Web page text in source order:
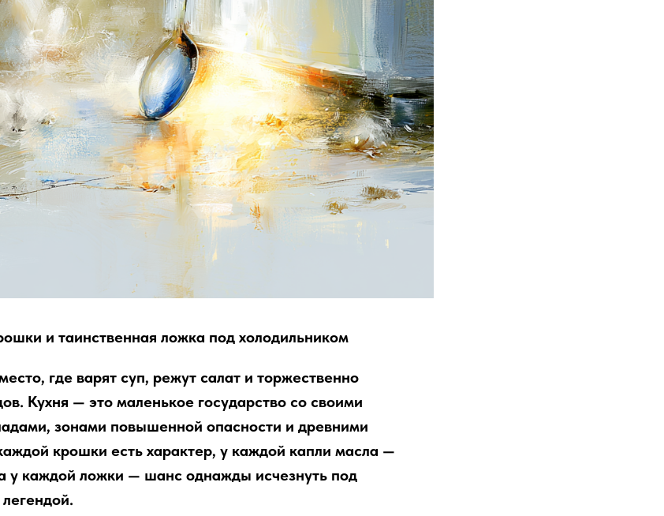
и таинственная ложка под холодильником
где варят суп, режут салат и торжественно
Кухня — это маленькое государство со своими
зонами повышенной опасности и древними
крошки есть характер, у каждой капли масла —
у каждой ложки — шанс однажды исчезнуть под